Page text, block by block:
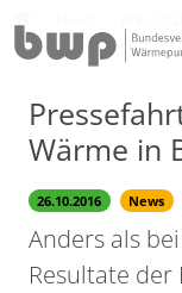
Wärme in
26.10.2016 News
Anders als
Resultate der